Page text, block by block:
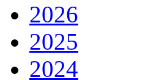
2026
2025
2024